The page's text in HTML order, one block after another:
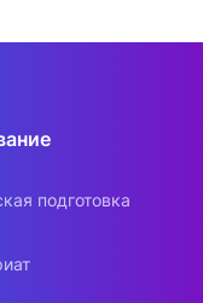
подготовка